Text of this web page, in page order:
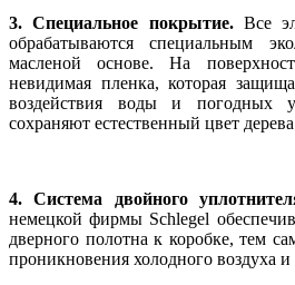
3. Специальное покрытие.Все
обрабатываются специальным
масленой основе. На
невидимая пленка, которая
воздействия воды и погодных
сохраняют естественный цвет
4. Система двойного
немецкой фирмы Schlegel
дверного полотна к коробке, тем
проникновения холодного воздуха и